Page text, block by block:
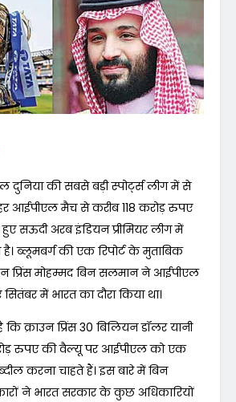
दुनिया की सबसे बड़ी स्पोर्ट्स लीग में से
आईपीएल मैच से करीब 118 करोड़ रुपए
सऊदी अरब इंडियन प्रीमियर लीग में
ब्लूमबर्ग की एक रिपोर्ट के मुताबिक
प्रिंस मोहम्मद बिन सलमान ने आईपीएल
में भारत का दौरा किया था।
कि क्राउन प्रिंस 30 बिलियन डॉलर यानी
रुपए की वैल्यू पर आईपीएल को एक
करना चाहते हैं। इस बारे में बिन
ने भारत सरकार के कुछ अधिकारियों